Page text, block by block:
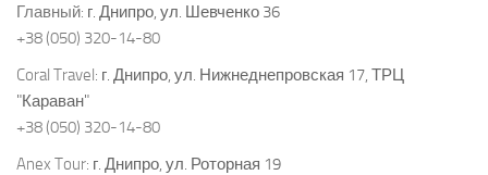
Главный: г. Днипро, ул. Шевченко 36
+38 (050) 320-14-80
Coral Travel: г. Днипро, ул. Нижнеднепровская 17, ТРЦ
"Караван"
+38 (050) 320-14-80
Anex Tour: г. Днипро, ул. Роторная 19